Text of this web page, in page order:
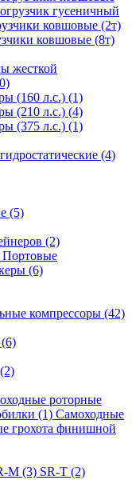
гусеничный
ковшовые (2т)
ковшовые (8т)
жесткой
(160 л.с.) (1)
(210 л.с.) (4)
(375 л.с.) (1)
(4)
(5)
(2)
Портовые
(6)
компрессоры (42)
роторные
(1) Самоходные
грохота финишной
M (3) SR-T (2)